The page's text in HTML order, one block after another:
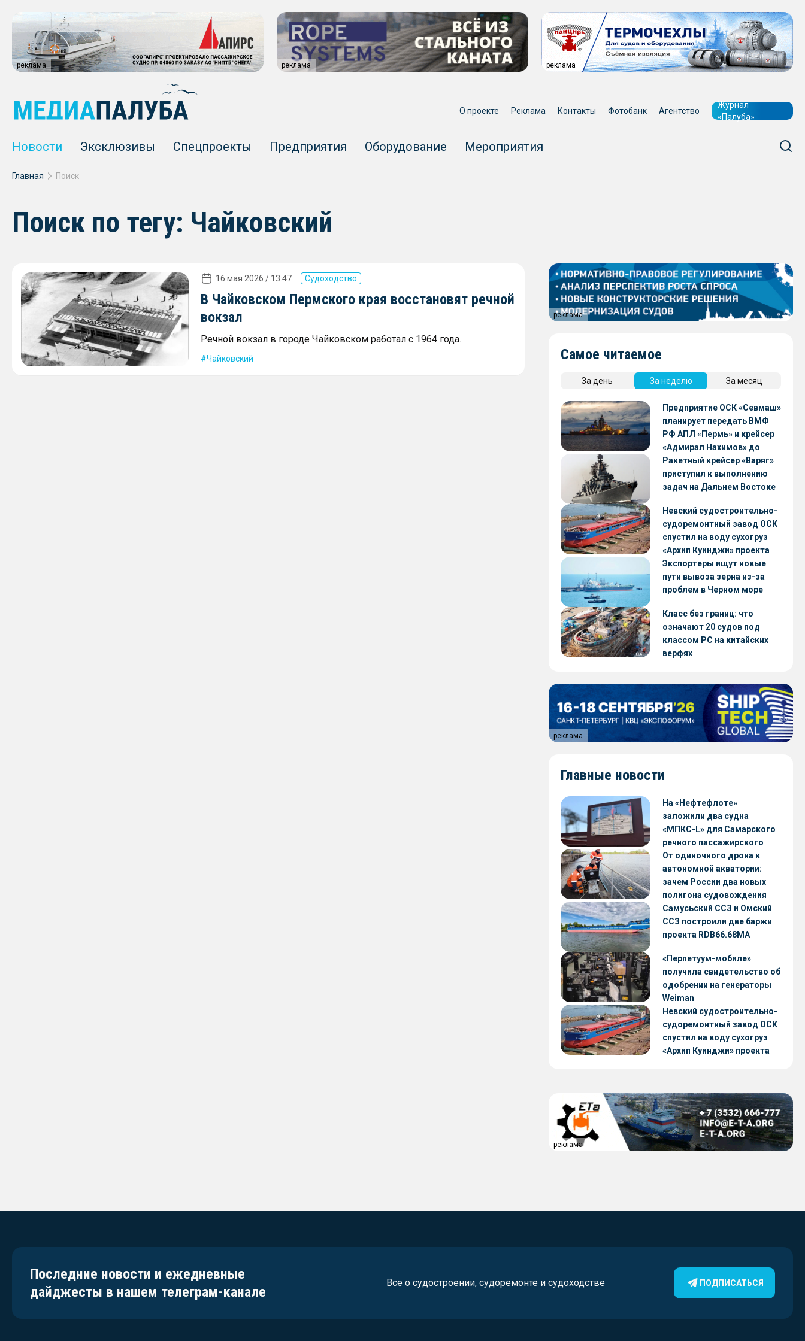
реклама реклама реклама
О проекте Реклама Контакты Фотобанк Агентство
Журнал
«Палуба»
Новости Эксклюзивы Спецпроекты Предприятия Оборудование Мероприятия
Главная Поиск
Поиск по тегу: Чайковский
16 мая 2026 / 13:47 Судоходство
В Чайковском Пермского края восстановят речной
вокзал
Речной вокзал в городе Чайковском работал с 1964 года.
Чайковский
реклама
Самое читаемое
За день За неделю За месяц
Предприятие ОСК «Севмаш»
планирует передать ВМФ
РФ АПЛ «Пермь» и крейсер
«Адмирал Нахимов» до
конца 2026 года
Ракетный крейсер «Варяг»
приступил к выполнению
задач на Дальнем Востоке
Невский судостроительно-
судоремонтный завод ОСК
спустил на воду сухогруз
«Архип Куинджи» проекта
RSD59
Экспортеры ищут новые
пути вывоза зерна из-за
проблем в Черном море
Класс без границ: что
означают 20 судов под
классом РС на китайских
верфях
реклама
Главные новости
На «Нефтефлоте»
заложили два судна
«МПКС-L» для Самарского
речного пассажирского
предприятия
От одиночного дрона к
автономной акватории:
зачем России два новых
полигона судовождения
Самусьский ССЗ и Омский
ССЗ построили две баржи
проекта RDB66.68МА
«Перпетуум-мобиле»
получила свидетельство об
одобрении на генераторы
Weiman
Невский судостроительно-
судоремонтный завод ОСК
спустил на воду сухогруз
«Архип Куинджи» проекта
реклама
Последние новости и ежедневные
дайджесты в нашем телеграм-канале
Все о судостроении, судоремонте и судоходстве ПОДПИСАТЬСЯ